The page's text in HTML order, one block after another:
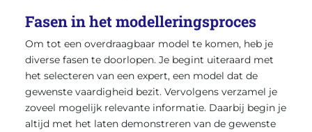
Fasen in het modelleringsproces
Om tot een overdraagbaar model te komen, heb je
diverse fasen te doorlopen. Je begint uiteraard met
het selecteren van een expert, een model dat de
gewenste vaardigheid bezit. Vervolgens verzamel je
zoveel mogelijk relevante informatie. Daarbij begin je
altijd met het laten demonstreren van de gewenste